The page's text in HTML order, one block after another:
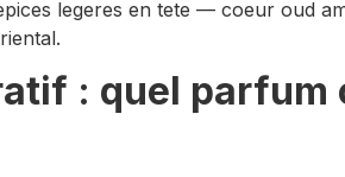
legeres en tete — coeur oud
: quel